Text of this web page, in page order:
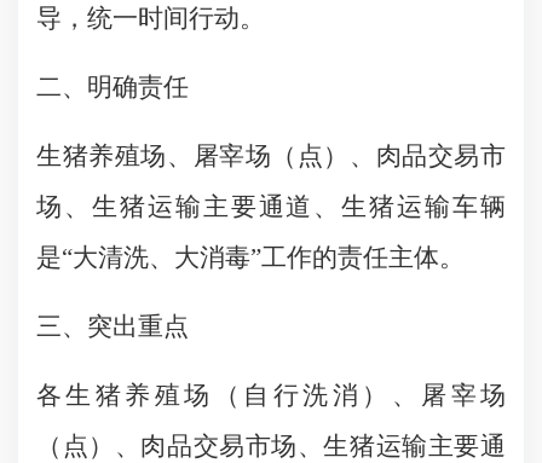
导，统一时间行动。
二、 明确责任
生猪养殖场、屠宰场（点）、肉品交易市
场、生猪运输主要通道、生猪运输车辆
是“大清洗、大消毒”工作的责任主体。
三、 突出重点
各生猪养殖场（自行洗消）、屠宰场
（点）、肉品交易市场、生猪运输主要通